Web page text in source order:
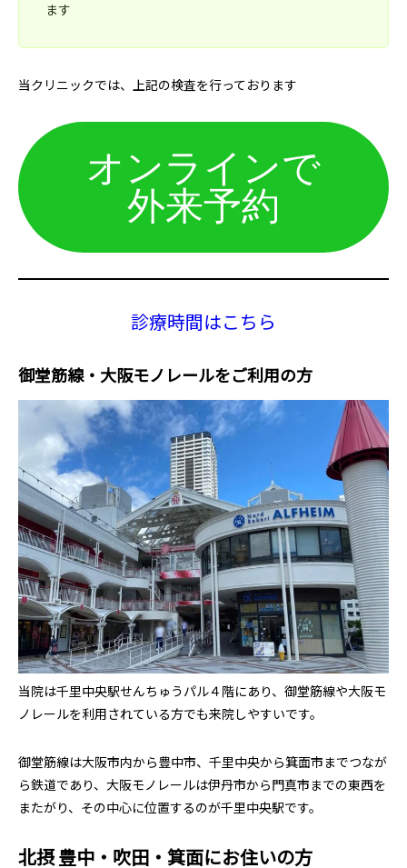
ます
当クリニックでは、上記の検査を行っております
オンラインで
外来予約
診療時間はこちら
御堂筋線・大阪モノレールをご利用の方
当院は千里中央駅せんちゅうパル４階にあり、御堂筋線や大阪モ
ノレールを利用されている方でも来院しやすいです。
御堂筋線は大阪市内から豊中市、千里中央から箕面市までつなが
ら鉄道であり、大阪モノレールは伊丹市から門真市までの東西を
またがり、その中心に位置するのが千里中央駅です。
北摂 豊中・吹田・箕面にお住いの方